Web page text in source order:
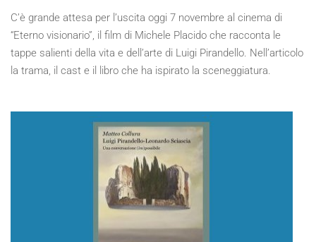
C’è grande attesa per l’uscita oggi 7 novembre al cinema di
“Eterno visionario”, il film di Michele Placido che racconta le
tappe salienti della vita e dell’arte di Luigi Pirandello. Nell’articolo
la trama, il cast e il libro che ha ispirato la sceneggiatura.